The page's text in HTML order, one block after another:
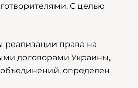
С целью
реализации права на
договорами Украины,
определен